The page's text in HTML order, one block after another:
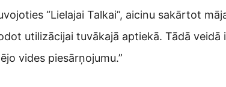
“Lielajai Talkai”, aicinu sakārtot
utilizācijai tuvākajā aptiekā. Tādā veidā
vides piesārņojumu.”